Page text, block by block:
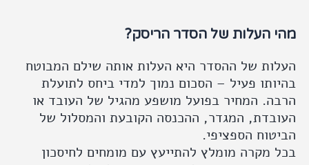
מהי העלות של הסדר הריסק?
העלות של ההסדר היא העלות אותה שילם המבוטח
בהיותו פעיל – הסכום נמוך למדי ביחס לתועלת
הרבה. המחיר בפועל מושפע מהגיל של העובד או
העובדת, המגדר, ההכנסה הקובעת והמסלול של
הביטוח הספציפי.
בכל מקרה מומלץ להתייעץ עם מומחים לחיסכון